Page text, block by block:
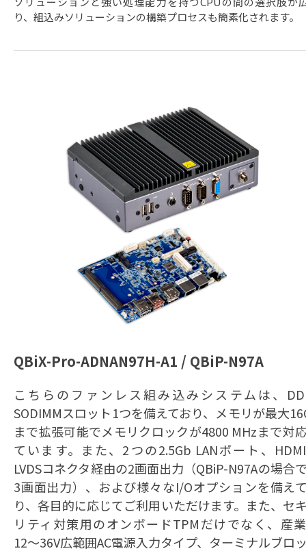
り、組込みソリューションの構築プロセスも簡素化されます。
QBiX-Pro-ADNAN97H-A1 / QBiP-N97A
こちらのファンレス組み込みシステムは、
SODIMMスロット1つを備えており、メモリが最大
まで拡張可能でメモリクロックが4800 MHzまで対
ています。また、2つの2.5Gb LANポート、
LVDSコネクタ経由の2画面出力（QBiP-N97Aの場合
3画面出力）、および様々なI/Oオプションを備え
り、各目的に応じてご利用いただけます。また、セ
リティ対策用のオンボードTPMだけでなく、産
12〜36V広範囲AC電源入力タイプ、ターミナルブロ